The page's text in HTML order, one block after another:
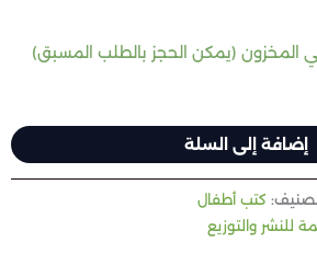
إضافة إلى السلة
كتب أطفال
للنشر والتوزيع